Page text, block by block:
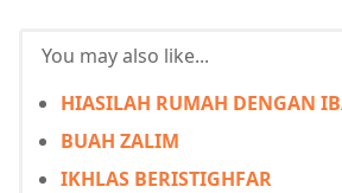
You may also like...
HIASILAH RUMAH DENGAN
BUAH ZALIM
IKHLAS BERISTIGHFAR